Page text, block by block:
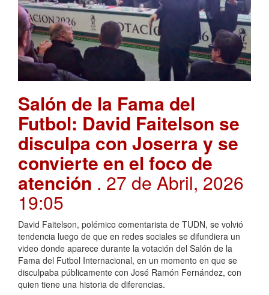
Salón de la Fama del
Futbol: David Faitelson se
disculpa con Joserra y se
convierte en el foco de
atención . 27 de Abril, 2026
19:05
David Faitelson, polémico comentarista de TUDN, se volvió
tendencia luego de que en redes sociales se difundiera un
video donde aparece durante la votación del Salón de la
Fama del Futbol Internacional, en un momento en que se
disculpaba públicamente con José Ramón Fernández, con
quien tiene una historia de diferencias.